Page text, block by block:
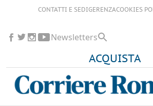
CONTATTI E SEDIGERENZACOOKIES
ACQUISTA
Newsletters